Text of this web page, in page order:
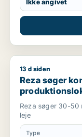
Ikke angivet
Reza søger
13 d siden
Reza søger
Frederiksberg
Reza søger 30-50
leje
Type